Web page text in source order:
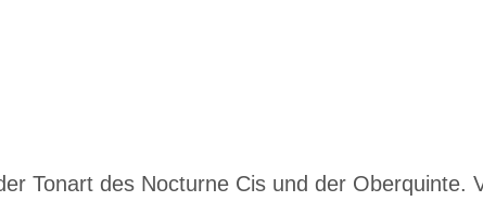
Tonart des Nocturne Cis und der Oberquinte.